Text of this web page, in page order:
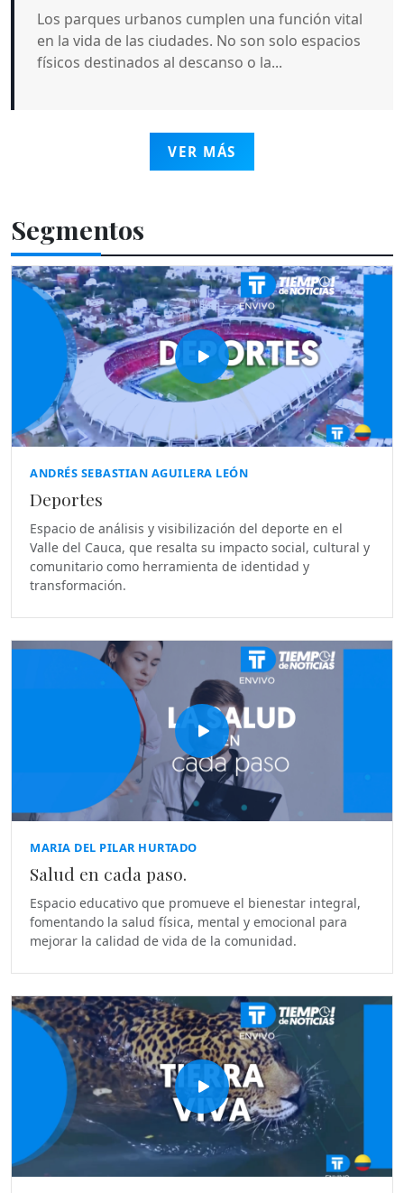
Los parques urbanos cumplen una función vital
en la vida de las ciudades. No son solo espacios
físicos destinados al descanso o la...
VER MÁS
Segmentos
ANDRÉS SEBASTIAN AGUILERA LEÓN
Deportes
Espacio de análisis y visibilización del deporte en el
Valle del Cauca, que resalta su impacto social, cultural y
comunitario como herramienta de identidad y
transformación.
MARIA DEL PILAR HURTADO
Salud en cada paso.
Espacio educativo que promueve el bienestar integral,
fomentando la salud física, mental y emocional para
mejorar la calidad de vida de la comunidad.